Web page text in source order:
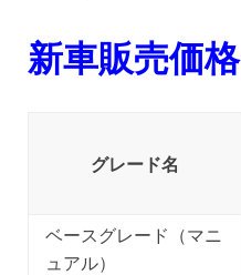
新車販売価格
グレード名
ベースグレード（マニ
ュアル）